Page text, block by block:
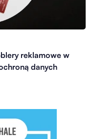
reklamowe w
danych